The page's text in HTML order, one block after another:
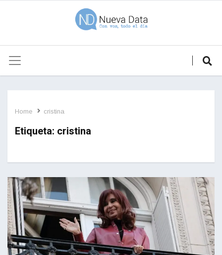
Home cristina
Etiqueta: cristina